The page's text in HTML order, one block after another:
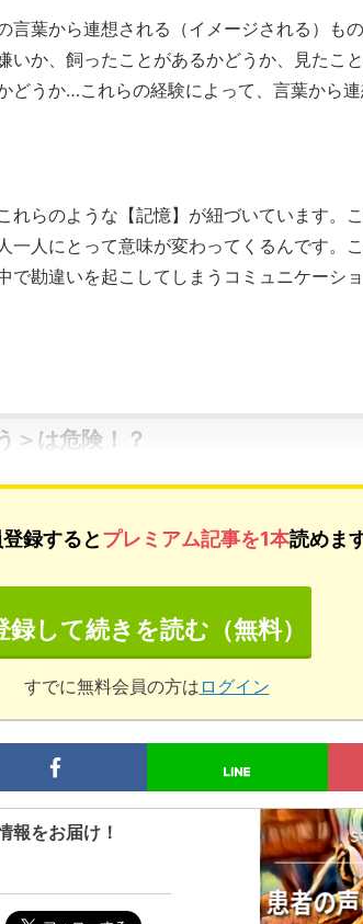
言葉から連想される（イメージされる）も
いか、飼ったことがあるかどうか、見たこと
どうか…これらの経験によって、言葉から
れらのような【記憶】が紐づいています。こ
一人にとって意味が変わってくるんです。
で勘違いを起こしてしまうコミュニケーシ
＞は危険！？
録するとプレミアム記事を1本読めま
録して続きを読む（無料）
すでに無料会員の方は ログイン
報をお届け！